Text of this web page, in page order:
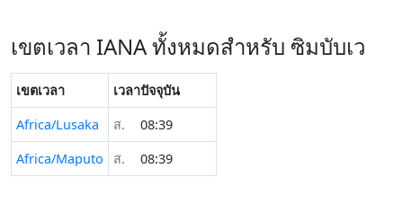
เขตเวลา IANA ทั้งหมดสำหรับ ซิมบับเว
เขตเวลา
เวลาปัจจุบัน
Africa/Lusaka
ส.
08:39
Africa/Maputo
ส. 08:39